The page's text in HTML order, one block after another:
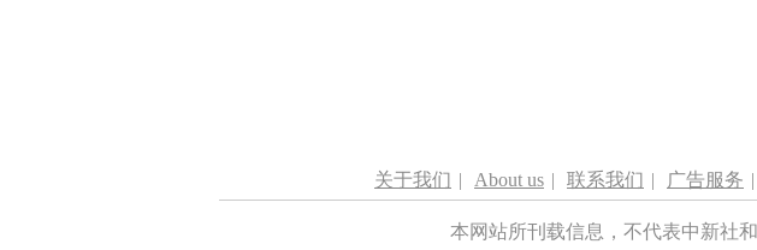
关于我们 | About us | 联系我们 | 广告服务 |
本网站所刊载信息，不代表中新社